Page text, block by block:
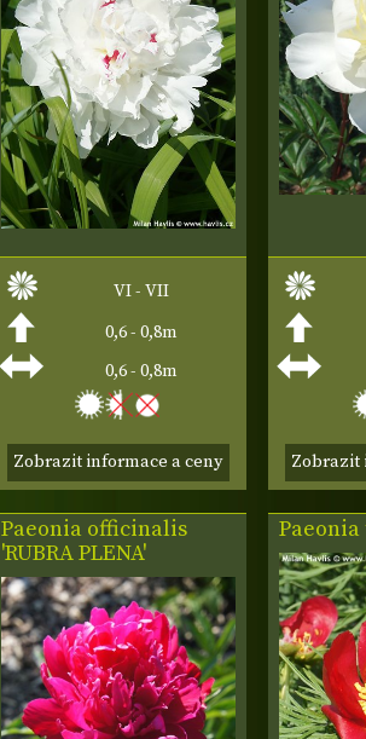
VI - VII
0,6 - 0,8m
0,6 - 0,8m
Zobrazit informace a ceny Zobrazit
Paeonia officinalis
'RUBRA PLENA'